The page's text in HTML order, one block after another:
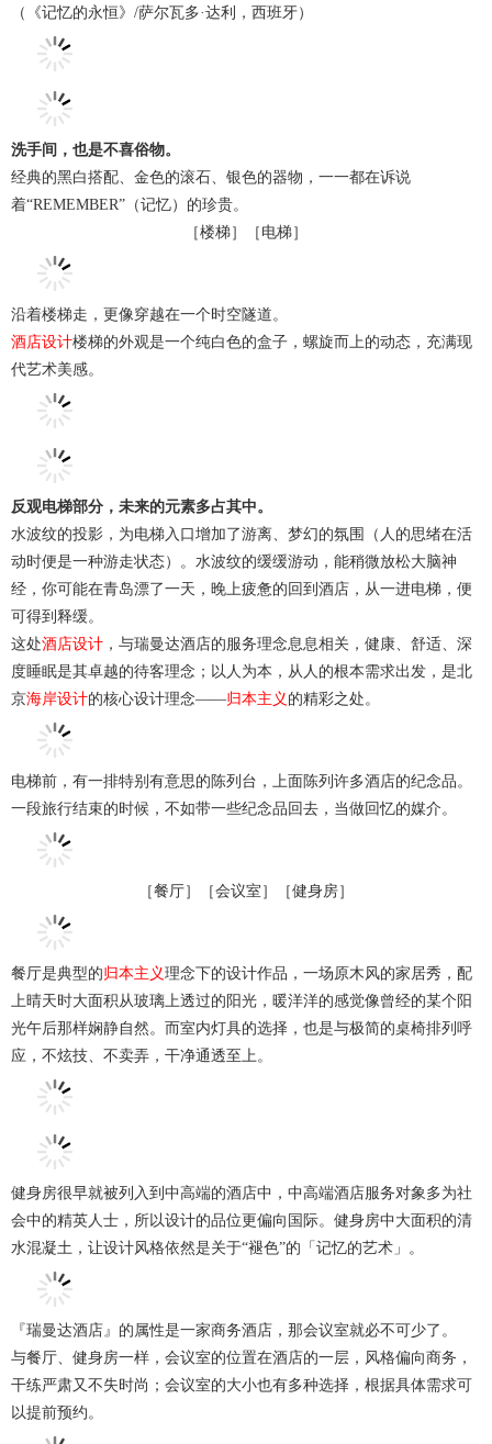
（《记忆的永恒》/萨尔瓦多·达利，西班牙）
洗手间，也是不喜俗物。
经典的黑白搭配、金色的滚石、银色的器物，一一都在诉说
着“REMEMBER”（记忆）的珍贵。
［楼梯］［电梯］
沿着楼梯走，更像穿越在一个时空隧道。
酒店设计楼梯的外观是一个纯白色的盒子，螺旋而上的动态，充满现
代艺术美感。
反观电梯部分，未来的元素多占其中。
水波纹的投影，为电梯入口增加了游离、梦幻的氛围（人的思绪在活
动时便是一种游走状态）。水波纹的缓缓游动，能稍微放松大脑神
经，你可能在青岛漂了一天，晚上疲惫的回到酒店，从一进电梯，便
可得到释缓。
这处酒店设计 ，与瑞曼达酒店的服务理念息息相关，健康、舒适、深
度睡眠是其卓越的待客理念；以人为本，从人的根本需求出发，是北
京海岸设计的核心设计理念——归本主义 的精彩之处。
电梯前，有一排特别有意思的陈列台，上面陈列许多酒店的纪念品。
一段旅行结束的时候，不如带一些纪念品回去，当做回忆的媒介。
［餐厅］［会议室］［健身房］
餐厅是典型的归本主义理念下的设计作品，一场原木风的家居秀，配
上晴天时大面积从玻璃上透过的阳光，暖洋洋的感觉像曾经的某个阳
光午后那样娴静自然。而室内灯具的选择，也是与极简的桌椅排列呼
应，不炫技、不卖弄，干净通透至上。
健身房很早就被列入到中高端的酒店中，中高端酒店服务对象多为社
会中的精英人士，所以设计的品位更偏向国际。健身房中大面积的清
水混凝土，让设计风格依然是关于“褪色”的「记忆的艺术」。
『瑞曼达酒店』的属性是一家商务酒店，那会议室就必不可少了。
与餐厅、健身房一样，会议室的位置在酒店的一层，风格偏向商务，
干练严肃又不失时尚；会议室的大小也有多种选择，根据具体需求可
以提前预约。